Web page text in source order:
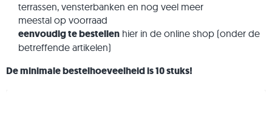
terrassen, vensterbanken en nog veel meer
meestal op voorraad
eenvoudig te bestellen hier in de online shop (onder de
betreffende artikelen)
De minimale bestelhoeveelheid is 10 stuks!